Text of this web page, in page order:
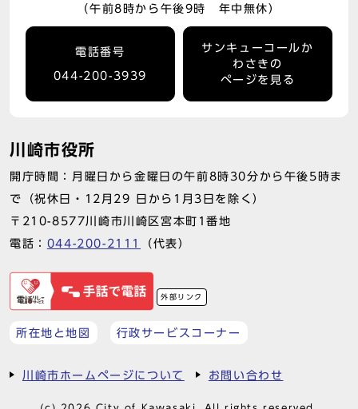
（午前8時から午後9時 年中無休）
電話番号
044-200-3939
サンキューコールか
わさきの
ページを見る
川崎市役所
開庁時間：月曜日から金曜日の午前8時30分から午後5時ま
で（祝休日・12月29 日から1月3日を除く）
〒210-8577川崎市川崎区宮本町1番地
電話： 044-200-2111 （代表）
外部リンク
所在地と地図 行政サービスコーナー
川崎市ホームページについて お問い合わせ